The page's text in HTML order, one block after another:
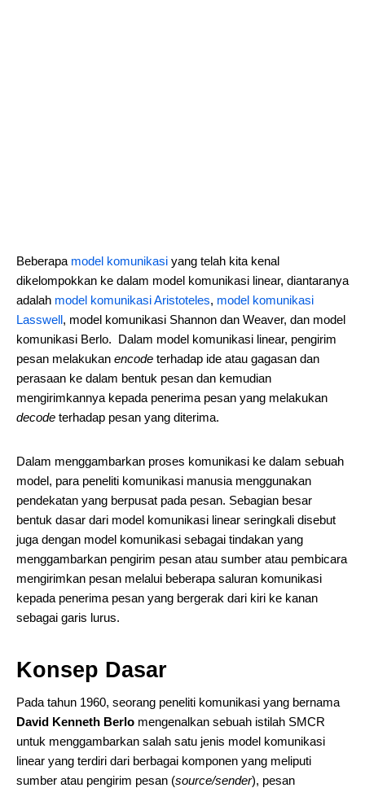
Beberapa model komunikasi yang telah kita kenal
dikelompokkan ke dalam model komunikasi linear, diantaranya
adalah model komunikasi Aristoteles, model komunikasi
Lasswell, model komunikasi Shannon dan Weaver, dan model
komunikasi Berlo. Dalam model komunikasi linear, pengirim
pesan melakukan encode terhadap ide atau gagasan dan
perasaan ke dalam bentuk pesan dan kemudian
mengirimkannya kepada penerima pesan yang melakukan
decode terhadap pesan yang diterima.
Dalam menggambarkan proses komunikasi ke dalam sebuah
model, para peneliti komunikasi manusia menggunakan
pendekatan yang berpusat pada pesan. Sebagian besar
bentuk dasar dari model komunikasi linear seringkali disebut
juga dengan model komunikasi sebagai tindakan yang
menggambarkan pengirim pesan atau sumber atau pembicara
mengirimkan pesan melalui beberapa saluran komunikasi
kepada penerima pesan yang bergerak dari kiri ke kanan
sebagai garis lurus.
Konsep Dasar
Pada tahun 1960, seorang peneliti komunikasi yang bernama
David Kenneth Berlo mengenalkan sebuah istilah SMCR
untuk menggambarkan salah satu jenis model komunikasi
linear yang terdiri dari berbagai komponen yang meliputi
sumber atau pengirim pesan (source/sender), pesan